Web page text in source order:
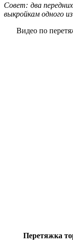
Совет: два
выкройкам одного
Видео по
Перетяжка